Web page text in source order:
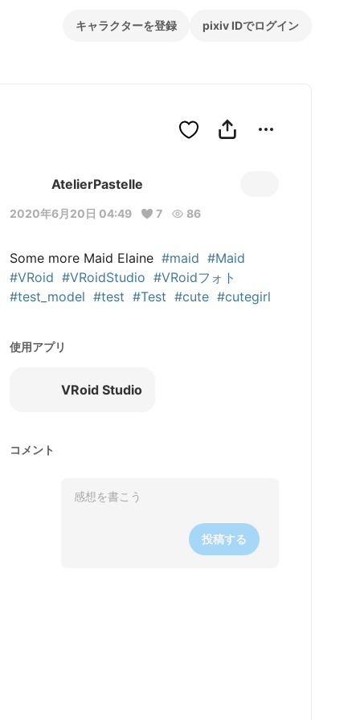
キャラクターを登録 pixiv IDでログイン
AtelierPastelle
2020年6月20日 04:49 7 86
Some more Maid Elaine #maid #Maid
#VRoid #VRoidStudio #VRoidフォト
#test_model #test #Test #cute #cutegirl
使用アプリ
VRoid Studio
コメント
投稿する